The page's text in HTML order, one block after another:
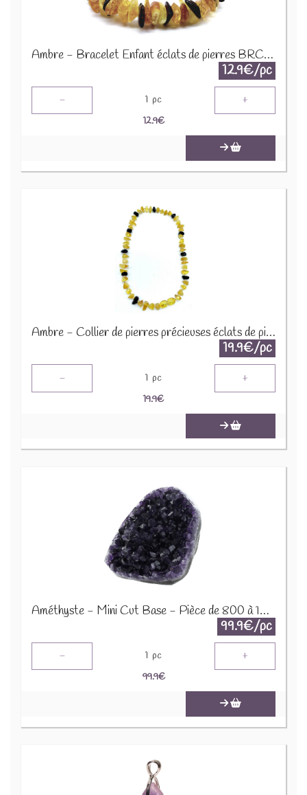
Ambre - Bracelet Enfant éclats de pierres BRC-AMBK
12.9€/pc
- 1 pc +
12.9€
Ambre - Collier de pierres précieuses éclats de pierres 45cm COLC-AMB
19.9€/pc
- 1 pc +
19.9€
Améthyste - Mini Cut Base - Pièce de 800 à 1000 Gr 64059
99.9€/pc
- 1 pc +
99.9€